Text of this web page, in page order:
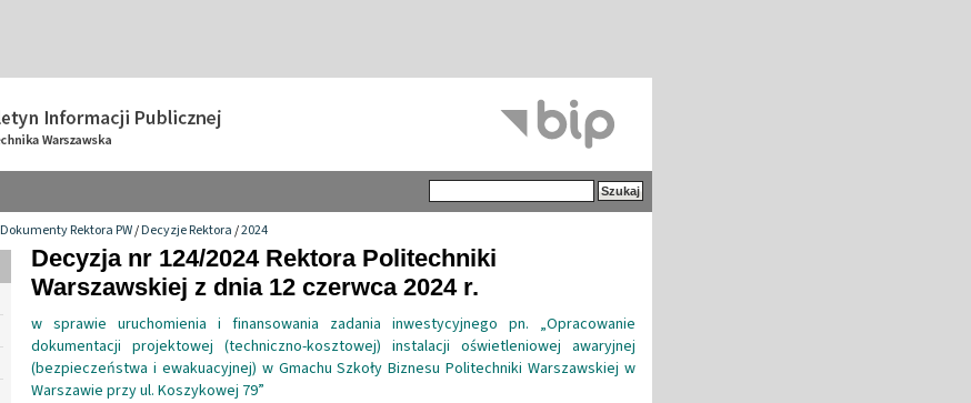
Dokumenty Rektora PW/Decyzje Rektora/2024
Decyzja nr 124/2024 Rektora Politechniki
Warszawskiej z dnia 12 czerwca 2024 r.
w sprawie uruchomienia i finansowania zadania inwestycyjnego pn. „Opracowanie
dokumentacji projektowej (techniczno-kosztowej) instalacji oświetleniowej awaryjnej
(bezpieczeństwa i ewakuacyjnej) w Gmachu Szkoły Biznesu Politechniki Warszawskiej w
Warszawie przy ul. Koszykowej 79”